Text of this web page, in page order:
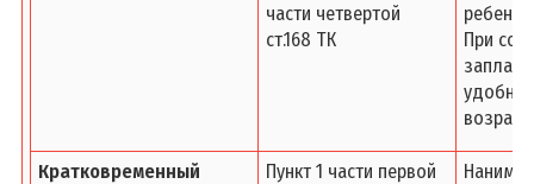
части четвертой
ст.168 ТК
При
Кратковременный
Пункт 1 части первой